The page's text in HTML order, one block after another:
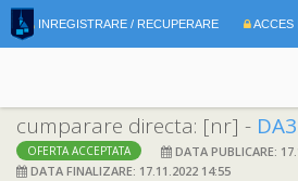
INREGISTRARE / RECUPERARE ACCES
cumparare directa: [nr] -
OFERTA ACCEPTATA
DATA PUBLICARE:
DATA FINALIZARE: 17.11.2022 14:55
DATE IDENTIFICARE OFERTANT